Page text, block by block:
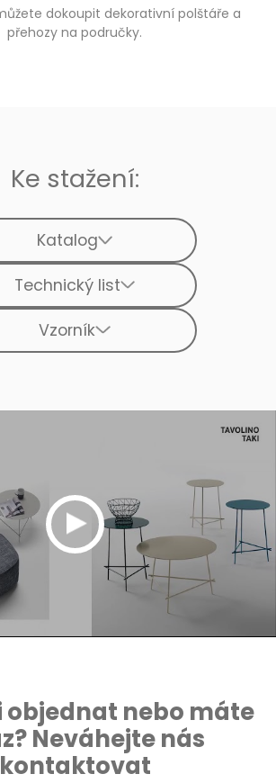
dokoupit dekorativní polštáře a
přehozy na područky.
Ke stažení:
Katalog
Technický list
Vzorník
objednat nebo máte
Neváhejte nás
kontaktovat